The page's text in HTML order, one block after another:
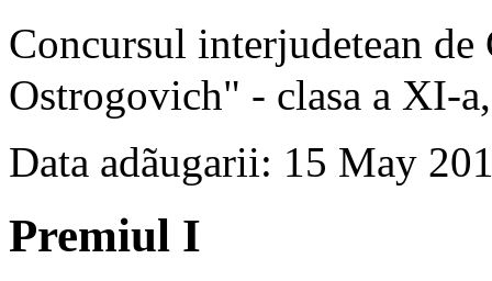
Concursul interjudetean
Ostrogovich" - clasa a XI-
Data adãugarii: 15 May
Premiul I